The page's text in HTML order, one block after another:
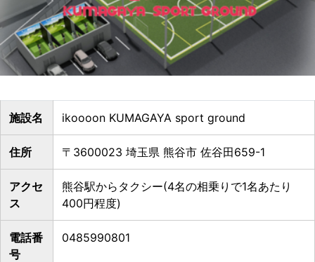
施設名 ikoooon KUMAGAYA sport ground
住所 〒3600023 埼玉県 熊谷市 佐谷田659-1
アクセ
ス
熊谷駅からタクシー(4名の相乗りで1名あたり
400円程度)
電話番
号
0485990801